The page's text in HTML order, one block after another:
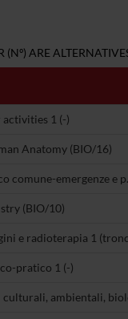
ARE
1 (-)
Anatomy (BIO/16)
comune-emergenze e
(BIO/10)
e radioterapia 1
pratico 1 (-)
culturali, ambientali,